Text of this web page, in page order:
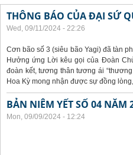
THÔNG BÁO CỦA ĐẠI SỨ
Wed, 09/11/2024 - 22:26
Cơn bão số 3 (siêu bão Yagi) đã tàn
Hưởng ứng Lời kêu gọi của Đoàn
đoàn kết, tương thân tương ái
Hoa Kỳ mong nhận được sự đồng
BẢN NIÊM YẾT SỐ 04 NĂM
Mon, 09/09/2024 - 12:24